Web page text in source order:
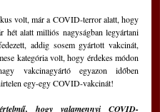
volt, már a COVID-terror alatt, hogy
hét alatt milliós nagyságban legyártani
addig sosem gyártott vakcinát,
kategória volt, hogy érdekes módon
vakcinagyártó egyazon időben
egy-egy COVID-vakcinát!
hogy valamennyi COVID-